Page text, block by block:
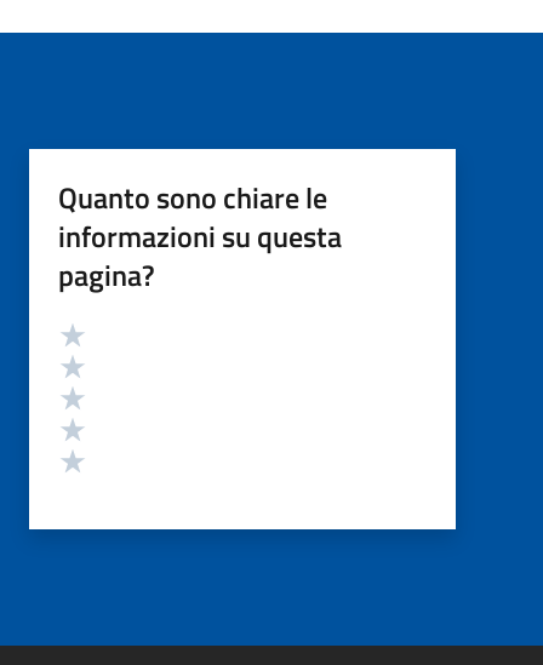
Quanto sono chiare le
informazioni su questa
pagina?
Valutazione